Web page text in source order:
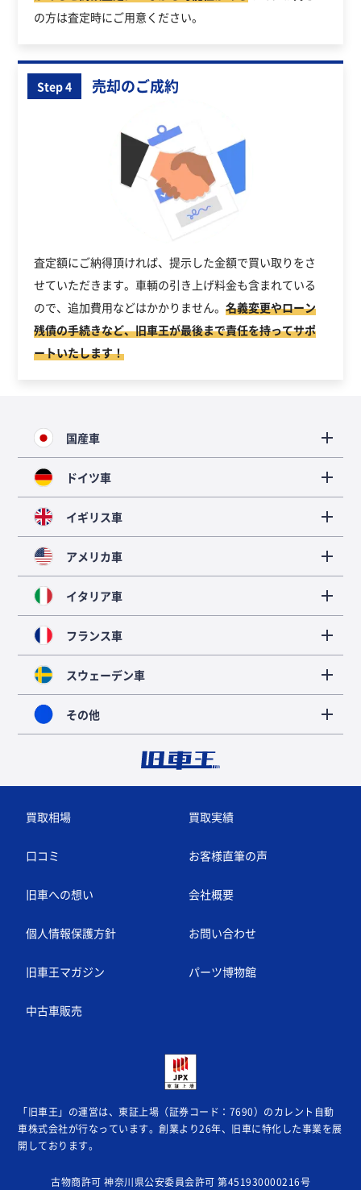
の方は査定時にご用意ください。
Step 4 売却のご成約
査定額にご納得頂ければ、提示した金額で買い取りをさ
せていただきます。車輌の引き上げ料金も含まれている
ので、追加費用などはかかりません。名義変更やローン
残債の手続きなど、旧車王が最後まで責任を持ってサポ
ートいたします！
国産車
ドイツ車
イギリス車
アメリカ車
イタリア車
フランス車
スウェーデン車
その他
買取相場 買取実績
口コミ お客様直筆の声
旧車への想い 会社概要
個人情報保護方針 お問い合わせ
旧車王マガジン パーツ博物館
中古車販売
「旧車王」の運営は、東証上場（証券コード：7690）のカレント自動
車株式会社が行なっています。創業より26年、旧車に特化した事業を展
開しております。
古物商許可 神奈川県公安委員会許可 第451930000216号